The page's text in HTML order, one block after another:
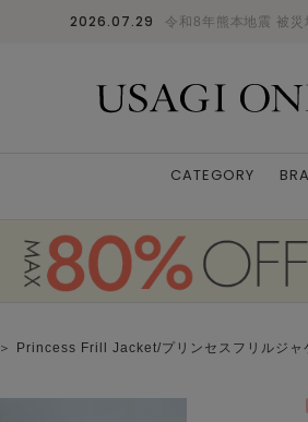
2026.07.29 令和8年熊本地震 被
CATEGORY
＞ Princess Frill Jacket/プリンセスフリルジャ